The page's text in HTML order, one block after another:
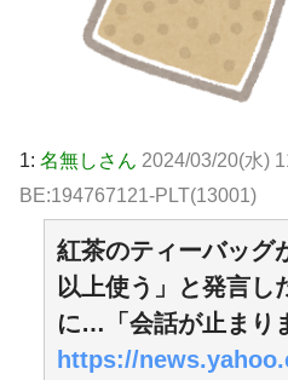
1: 名無しさん 2024/03/20(水)
BE:194767121-PLT(13001)
紅茶のティーバッ
以上使う」と発言し
に…「会話が止まり
https://